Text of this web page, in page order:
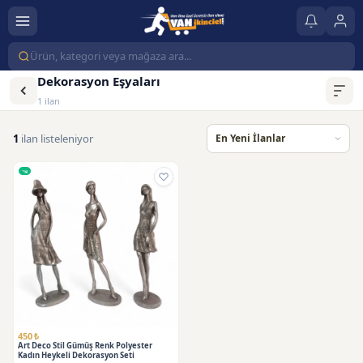
Dekorasyon Eşyaları
1 ilan
1 ilan listeleniyor
450 ₺
Art Deco Stil Gümüş Renk Polyester
Kadın Heykeli Dekorasyon Seti